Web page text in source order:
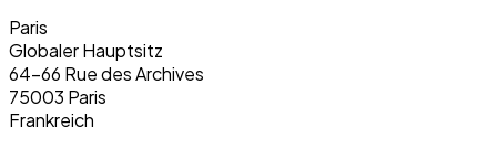
Paris
Globaler Hauptsitz
64-66 Rue des Archives
75003 Paris
Frankreich